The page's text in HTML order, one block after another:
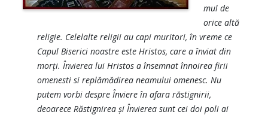
mul de
orice altă
religie. Celelalte religii au capi muritori, în vreme ce
Capul Biserici noastre este Hristos, care a înviat din
morţi. Învierea lui Hristos a însemnat înnoirea firii
omenesti si replămădirea neamului omenesc. Nu
putem vorbi despre Înviere în afara răstignirii,
deoarece Răstignirea şi Învierea sunt cei doi poli ai